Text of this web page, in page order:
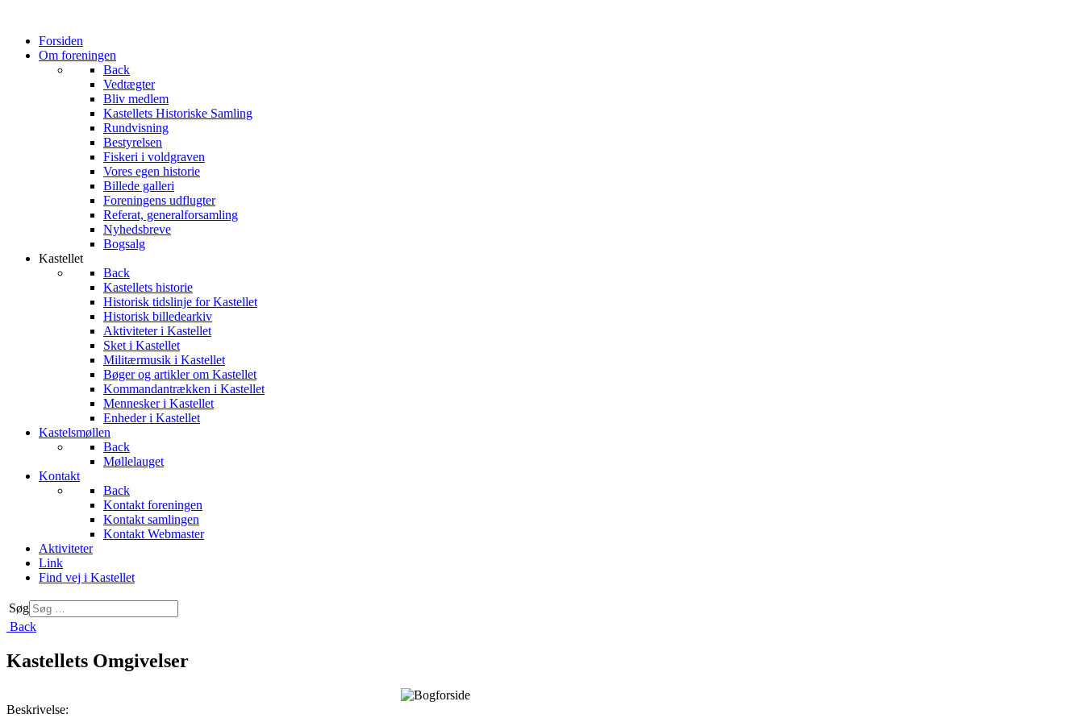
Forsiden
Om foreningen
Back
Vedtægter
Bliv medlem
Kastellets Historiske Samling
Rundvisning
Bestyrelsen
Fiskeri i voldgraven
Vores egen historie
Billede galleri
Foreningens udflugter
Referat, generalforsamling
Nyhedsbreve
Bogsalg
Kastellet
Back
Kastellets historie
Historisk tidslinje for Kastellet
Historisk billedearkiv
Aktiviteter i Kastellet
Sket i Kastellet
Militærmusik i Kastellet
Bøger og artikler om Kastellet
Kommandantrækken i Kastellet
Mennesker i Kastellet
Enheder i Kastellet
Kastelsmøllen
Back
Møllelauget
Kontakt
Back
Kontakt foreningen
Kontakt samlingen
Kontakt Webmaster
Aktiviteter
Link
Find vej i Kastellet
Søg
Back
Kastellets Omgivelser
Beskrivelse: